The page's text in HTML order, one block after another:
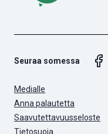
Seuraa somessa
Medialle
Anna palautetta
Saavutettavuusseloste
Tietosuoja